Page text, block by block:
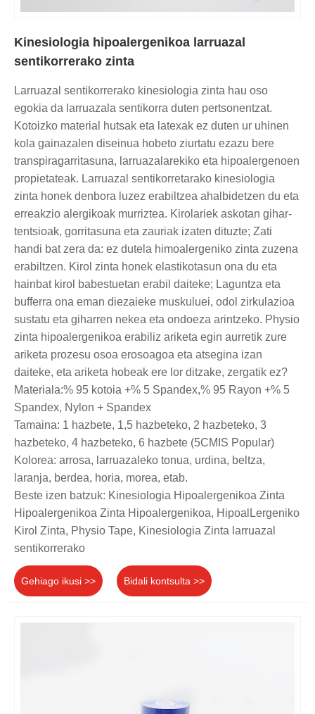
Kinesiologia hipoalergenikoa larruazal
sentikorrerako zinta
Larruazal sentikorrerako kinesiologia zinta hau oso
egokia da larruazala sentikorra duten pertsonentzat.
Kotoizko material hutsak eta latexak ez duten ur uhinen
kola gainazalen diseinua hobeto ziurtatu ezazu bere
transpiragarritasuna, larruazalarekiko eta hipoalergenoen
propietateak. Larruazal sentikorretarako kinesiologia
zinta honek denbora luzez erabiltzea ahalbidetzen du eta
erreakzio alergikoak murriztea. Kirolariek askotan gihar-
tentsioak, gorritasuna eta zauriak izaten dituzte; Zati
handi bat zera da: ez dutela himoalergeniko zinta zuzena
erabiltzen. Kirol zinta honek elastikotasun ona du eta
hainbat kirol babestuetan erabil daiteke; Laguntza eta
bufferra ona eman diezaieke muskuluei, odol zirkulazioa
sustatu eta giharren nekea eta ondoeza arintzeko. Physio
zinta hipoalergenikoa erabiliz ariketa egin aurretik zure
ariketa prozesu osoa erosoagoa eta atsegina izan
daiteke, eta ariketa hobeak ere lor ditzake, zergatik ez?
Materiala:% 95 kotoia +% 5 Spandex,% 95 Rayon +% 5
Spandex, Nylon + Spandex
Tamaina: 1 hazbete, 1,5 hazbeteko, 2 hazbeteko, 3
hazbeteko, 4 hazbeteko, 6 hazbete (5CMIS Popular)
Kolorea: arrosa, larruazaleko tonua, urdina, beltza,
laranja, berdea, horia, morea, etab.
Beste izen batzuk: Kinesiologia Hipoalergenikoa Zinta
Hipoalergenikoa Zinta Hipoalergenikoa, HipoalLergeniko
Kirol Zinta, Physio Tape, Kinesiologia Zinta larruazal
sentikorrerako
Gehiago ikusi >> Bidali kontsulta >>